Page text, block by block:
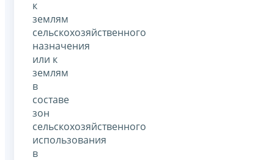
к
землям
сельскохозяйственного
назначения
или к
землям
в
составе
зон
сельскохозяйственного
использования
в